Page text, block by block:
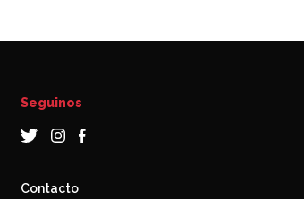
Seguinos
Contacto